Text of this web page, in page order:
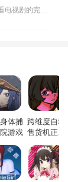
不少影视爱好者都在探寻天天影院观看电视剧的完整方法，结合最新平台使用规则，本篇新手入门攻略全面讲解观看渠道、检索流程、播放设置以及画面模式调整等实用内容。全文适配手机、电脑等主流设备，步骤简洁易懂，无论是初次使用的新手，还是想要优化观影体验的用户，都能参照内容快速上手，熟练掌握平台各项操作技巧，轻松畅享影视内容。...
体捕
游戏
跨维度自动
售货机正式
版